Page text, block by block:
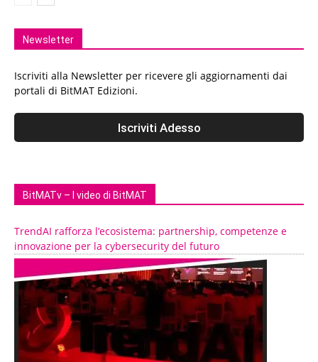
Newsletter
Iscriviti alla Newsletter per ricevere gli aggiornamenti dai
portali di BitMAT Edizioni.
BitMATv – I video di BitMAT
TrendAI rafforza l’ecosistema: partnership, competenze e
innovazione per la cybersecurity del futuro